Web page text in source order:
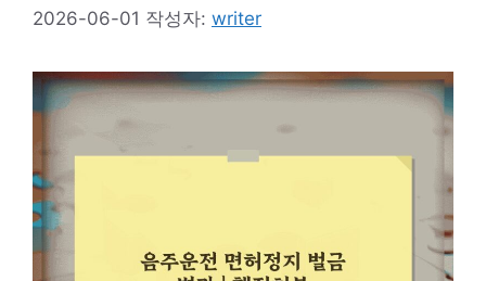
2026-06-01 작성자: writer